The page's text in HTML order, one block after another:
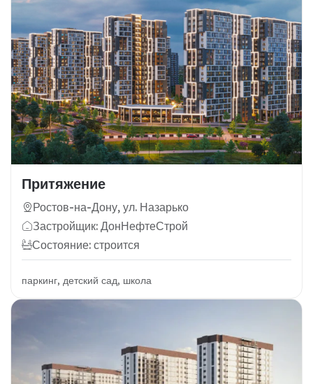
Притяжение
Ростов-на-Дону, ул. Назарько
Застройщик: ДонНефтеСтрой
Состояние: строится
паркинг, детский сад, школа